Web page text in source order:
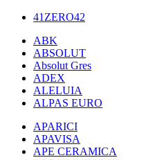
41ZERO42
ABK
ABSOLUT
Absolut Gres
ADEX
ALELUIA
ALPAS EURO
APARICI
APAVISA
APE CERAMICA